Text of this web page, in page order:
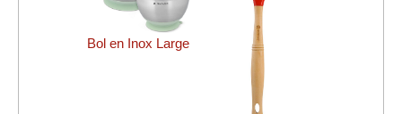
Bol en Inox Large